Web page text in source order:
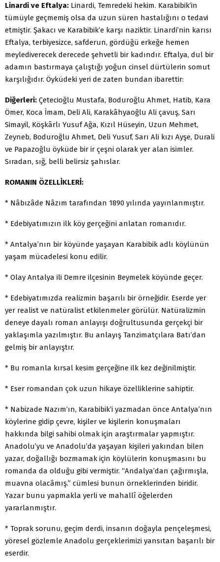
Linardi ve Eftalya: Linardi, Temredeki hekim. Karabibik’in
tümüyle geçmemiş olsa da uzun süren hastalığını o tedavi
etmiştir. Şakacı ve Karabibik’e karşı naziktir. Linardi’nin karısı
Eftalya, terbiyesizce, safderun, gördüğü erkeğe hemen
meylediverecek derecede şehvetli bir kadındır. Eftalya, dul bir
adamın bastırmaya çalıştığı yoğun cinsel dürtülerin somut
karşılığıdır. Öyküdeki yeri de zaten bundan ibarettir:
Diğerleri: Çetecioğlu Mustafa, Boduroğlu Ahmet, Hatib, Kara
Ömer, Koca İmam, Deli Ali, Karakâhyaoğlu Ali çavuş, Sarı
Simayil, Köşkârlı Yusuf Ağa, Kızıl Hüseyin, Uzun Mehmet,
Zeyneb, Boduroğlu Ahmet, Deli Yusuf, Sarı Ali kızı Ayşe, Durali
ve Papazoğlu öyküde bir ir çeşni olarak yer alan isimler.
Sıradan, sığ, belli belirsiz şahıslar.
ROMANIN ÖZELLİKLERİ:
* Nâbızâde Nâzım tarafından 1890 yılında yayınlanmıştır.
* Edebiyatımızın ilk köy gerçeğini anlatan romanıdır.
* Antalya’nın bir köyünde yaşayan Karabibik adlı köylünün
yaşam mücadelesi konu edilir.
* Olay Antalya ili Demre ilçesinin Beymelek köyünde geçer.
* Edebiyatımızda realizmin başarılı bir örneğidir. Eserde yer
yer realist ve natüralist etkilenmeler görülür. Natüralizmin
deneye dayalı roman anlayışı doğrultusunda gerçekçi bir
yaklaşımla yazılmıştır. Bu anlayış Tanzimatçılara Batı’dan
gelmiş bir anlayıştır.
* Bu romanla kırsal kesim gerçeğine ilk kez değinilmiştir.
* Eser romandan çok uzun hikaye özelliklerine sahiptir.
* Nabizade Nazım’ın, Karabibik’i yazmadan önce Antalya’nın
köylerine gidip çevre, kişiler ve kişilerin konuşmaları
hakkında bilgi sahibi olmak için araştırmalar yapmıştır.
Anadolu’yu ve Anadolu’da yaşayan kişileri yakından bilen
yazar, doğallığı bozmamak için köylülerin konuşmasını bu
romanda da olduğu gibi vermiştir. “Andalya’dan çağırmışla,
muavna olacâmış.” cümlesi bunun örneklerinden biridir.
Yazar bunu yapmakla yerli ve mahallî öğelerden
yararlanmıştır.
* Toprak sorunu, geçim derdi, insanın doğayla pençeleşmesi,
yöresel gözlemle Anadolu gerçeklerimizi yansıtan başarılı bir
eserdir.